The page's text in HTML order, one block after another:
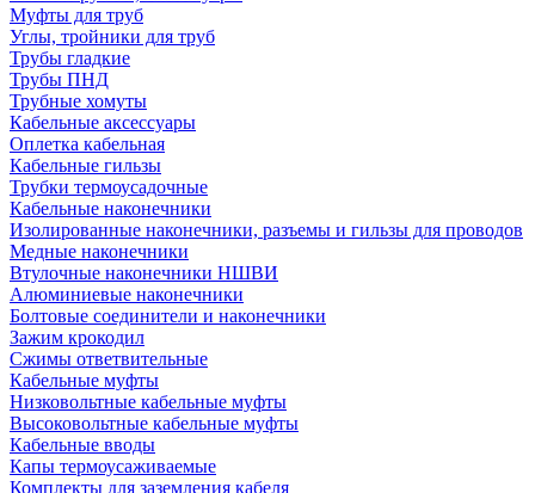
Муфты для труб
Углы, тройники для труб
Трубы гладкие
Трубы ПНД
Трубные хомуты
Кабельные аксессуары
Оплетка кабельная
Кабельные гильзы
Трубки термоусадочные
Кабельные наконечники
Изолированные наконечники, разъемы и гильзы для проводов
Медные наконечники
Втулочные наконечники НШВИ
Алюминиевые наконечники
Болтовые соединители и наконечники
Зажим крокодил
Сжимы ответвительные
Кабельные муфты
Низковольтные кабельные муфты
Высоковольтные кабельные муфты
Кабельные вводы
Капы термоусаживаемые
Комплекты для заземления кабеля